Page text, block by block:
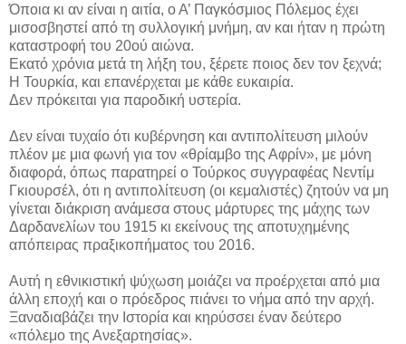
Όποια κι αν είναι η αιτία, ο Α’ Παγκόσμιος Πόλεμος έχει
μισοσβηστεί από τη συλλογική μνήμη, αν και ήταν η πρώτη
καταστροφή του 20ού αιώνα.
Εκατό χρόνια μετά τη λήξη του, ξέρετε ποιoς δεν τον ξεχνά;
Η Τουρκία, και επανέρχεται με κάθε ευκαιρία.
Δεν πρόκειται για παροδική υστερία.
Δεν είναι τυχαίο ότι κυβέρνηση και αντιπολίτευση μιλούν
πλέον με μια φωνή για τον «θρίαμβο της Αφρίν», με μόνη
διαφορά, όπως παρατηρεί ο Τούρκος συγγραφέας Νεντίμ
Γκιουρσέλ, ότι η αντιπολίτευση (οι κεμαλιστές) ζητούν να μη
γίνεται διάκριση ανάμεσα στους μάρτυρες της μάχης των
Δαρδανελίων του 1915 κι εκείνους της αποτυχημένης
απόπειρας πραξικοπήματος του 2016.
Αυτή η εθνικιστική ψύχωση μοιάζει να προέρχεται από μια
άλλη εποχή και ο πρόεδρος πιάνει το νήμα από την αρχή.
Ξαναδιαβάζει την Ιστορία και κηρύσσει έναν δεύτερο
«πόλεμο της Ανεξαρτησίας».